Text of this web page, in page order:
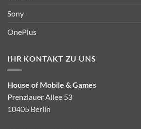
Sony
OnePlus
IHR KONTAKT ZU UNS
House of Mobile & Games
Prenzlauer Allee 53
10405 Berlin